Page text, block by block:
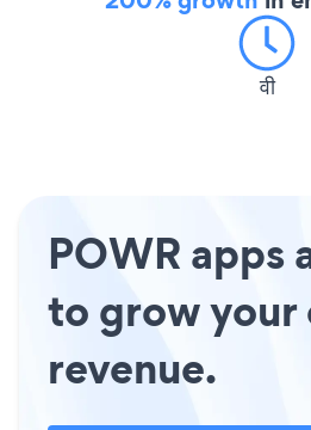
वी
POWR apps
to grow your
revenue.